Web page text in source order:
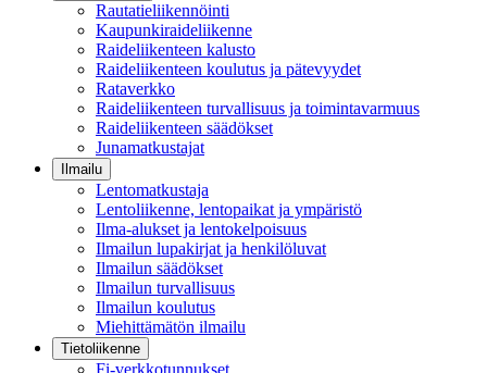
Rautatieliikennöinti
Kaupunkiraideliikenne
Raideliikenteen kalusto
Raideliikenteen koulutus ja pätevyydet
Rataverkko
Raideliikenteen turvallisuus ja toimintavarmuus
Raideliikenteen säädökset
Junamatkustajat
Ilmailu
Lentomatkustaja
Lentoliikenne, lentopaikat ja ympäristö
Ilma-alukset ja lentokelpoisuus
Ilmailun lupakirjat ja henkilöluvat
Ilmailun säädökset
Ilmailun turvallisuus
Ilmailun koulutus
Miehittämätön ilmailu
Tietoliikenne
Fi-verkkotunnukset